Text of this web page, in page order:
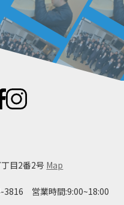
目2番2号 Map
3816 営業時間:9:00~18:00